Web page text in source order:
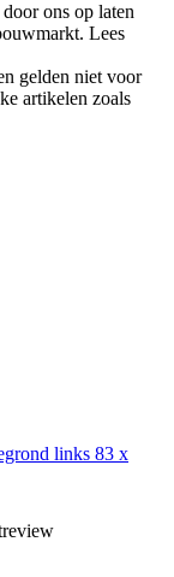
ons op laten
Lees
gelden niet voor
artikelen zoals
links 83 x